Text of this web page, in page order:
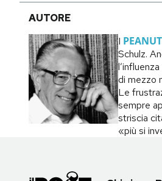
AUTORE
I
Schulz.
di mezzo
Le
sempre
striscia
«più si